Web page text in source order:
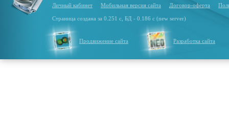
Личный кабинет Мобильная версия сайта Договор-оферта
Страница создана за 0.251 с, БД - 0.186 с (new server)
Продвижение сайта Разработка сайта